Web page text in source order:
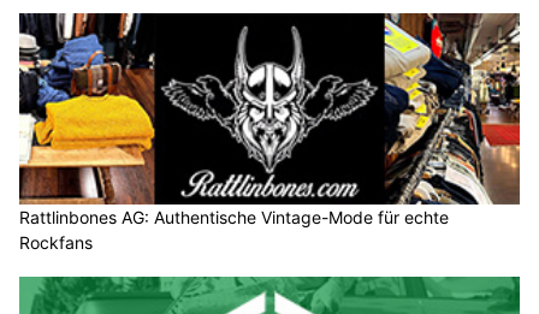
Rattlinbones AG: Authentische Vintage-Mode für echte
Rockfans